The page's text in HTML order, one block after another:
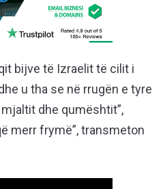
bijve të Izraelit të cilit i
u tha se në rrugën e tyre
dhe qumështit”,
merr frymë”, transmeton